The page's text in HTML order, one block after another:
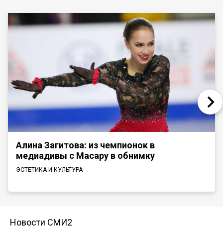
Алина Загитова: из чемпионок в
медиадивы с Масару в обнимку
ЭСТЕТИКА И КУЛЬТУРА
Новости СМИ2